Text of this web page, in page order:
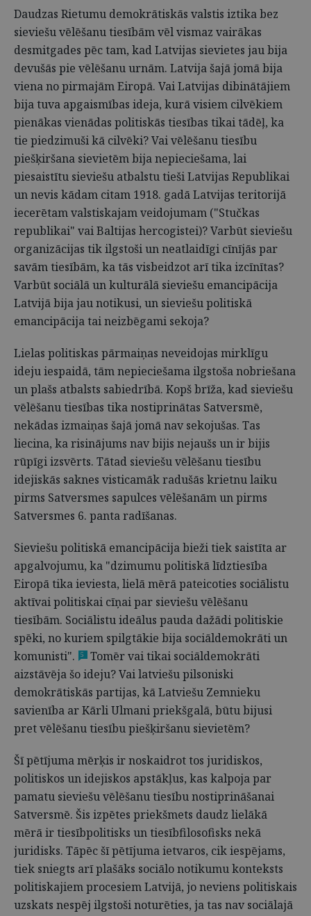
Daudzas Rietumu demokrātiskās valstis iztika bez
sieviešu vēlēšanu tiesībām vēl vismaz vairākas
desmitgades pēc tam, kad Latvijas sievietes jau bija
devušās pie vēlēšanu urnām. Latvija šajā jomā bija
viena no pirmajām Eiropā. Vai Latvijas dibinātājiem
bija tuva apgaismības ideja, kurā visiem cilvēkiem
pienākas vienādas politiskās tiesības tikai tādēļ, ka
tie piedzimuši kā cilvēki? Vai vēlēšanu tiesību
piešķiršana sievietēm bija nepieciešama, lai
piesaistītu sieviešu atbalstu tieši Latvijas Republikai
un nevis kādam citam 1918. gadā Latvijas teritorijā
iecerētam valstiskajam veidojumam ("Stučkas
republikai" vai Baltijas hercogistei)? Varbūt sieviešu
organizācijas tik ilgstoši un neatlaidīgi cīnījās par
savām tiesībām, ka tās visbeidzot arī tika izcīnītas?
Varbūt sociālā un kulturālā sieviešu emancipācija
Latvijā bija jau notikusi, un sieviešu politiskā
emancipācija tai neizbēgami sekoja?
Lielas politiskas pārmaiņas neveidojas mirklīgu
ideju iespaidā, tām nepieciešama ilgstoša nobriešana
un plašs atbalsts sabiedrībā. Kopš brīža, kad sieviešu
vēlēšanu tiesības tika nostiprinātas Satversmē,
nekādas izmaiņas šajā jomā nav sekojušas. Tas
liecina, ka risinājums nav bijis nejaušs un ir bijis
rūpīgi izsvērts. Tātad sieviešu vēlēšanu tiesību
idejiskās saknes visticamāk radušās krietnu laiku
pirms Satversmes sapulces vēlēšanām un pirms
Satversmes 6. panta radīšanas.
Sieviešu politiskā emancipācija bieži tiek saistīta ar
apgalvojumu, ka "dzimumu politiskā līdztiesība
Eiropā tika ieviesta, lielā mērā pateicoties sociālistu
aktīvai politiskai cīņai par sieviešu vēlēšanu
tiesībām. Sociālistu ideālus pauda dažādi politiskie
spēki, no kuriem spilgtākie bija sociāldemokrāti un
komunisti".
5
Tomēr vai tikai sociāldemokrāti
aizstāvēja šo ideju? Vai latviešu pilsoniski
demokrātiskās partijas, kā Latviešu Zemnieku
savienība ar Kārli Ulmani priekšgalā, būtu bijusi
pret vēlēšanu tiesību piešķiršanu sievietēm?
Šī pētījuma mērķis ir noskaidrot tos juridiskos,
politiskos un idejiskos apstākļus, kas kalpoja par
pamatu sieviešu vēlēšanu tiesību nostiprināšanai
Satversmē. Šis izpētes priekšmets daudz lielākā
mērā ir tiesībpolitisks un tiesībfilosofisks nekā
juridisks. Tāpēc šī pētījuma ietvaros, cik iespējams,
tiek sniegts arī plašāks sociālo notikumu konteksts
politiskajiem procesiem Latvijā, jo neviens politiskais
uzskats nespēj ilgstoši noturēties, ja tas nav sociālajā